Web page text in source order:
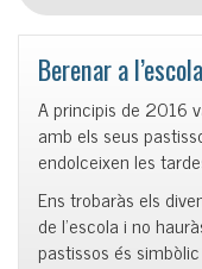
Berenar a l’escola
A principis de 2016
amb els seus
endolceixen les
Ens trobaràs els
de l’escola i no
pastissos és